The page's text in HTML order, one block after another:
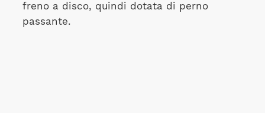
freno a disco, quindi dotata di perno
passante.